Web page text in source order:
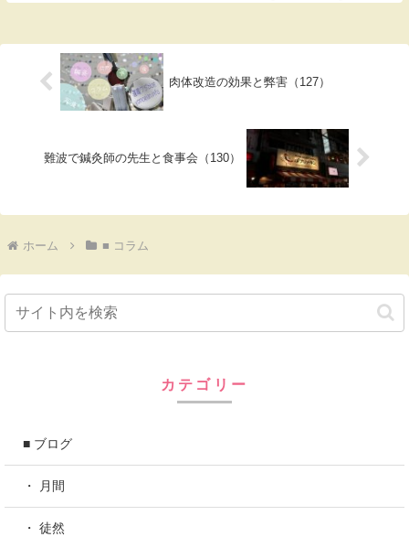
肉体改造の効果と弊害（127）
難波で鍼灸師の先生と食事会（130）
ホーム ■ コラム
カテゴリー
■ ブログ
・ 月間
・ 徒然